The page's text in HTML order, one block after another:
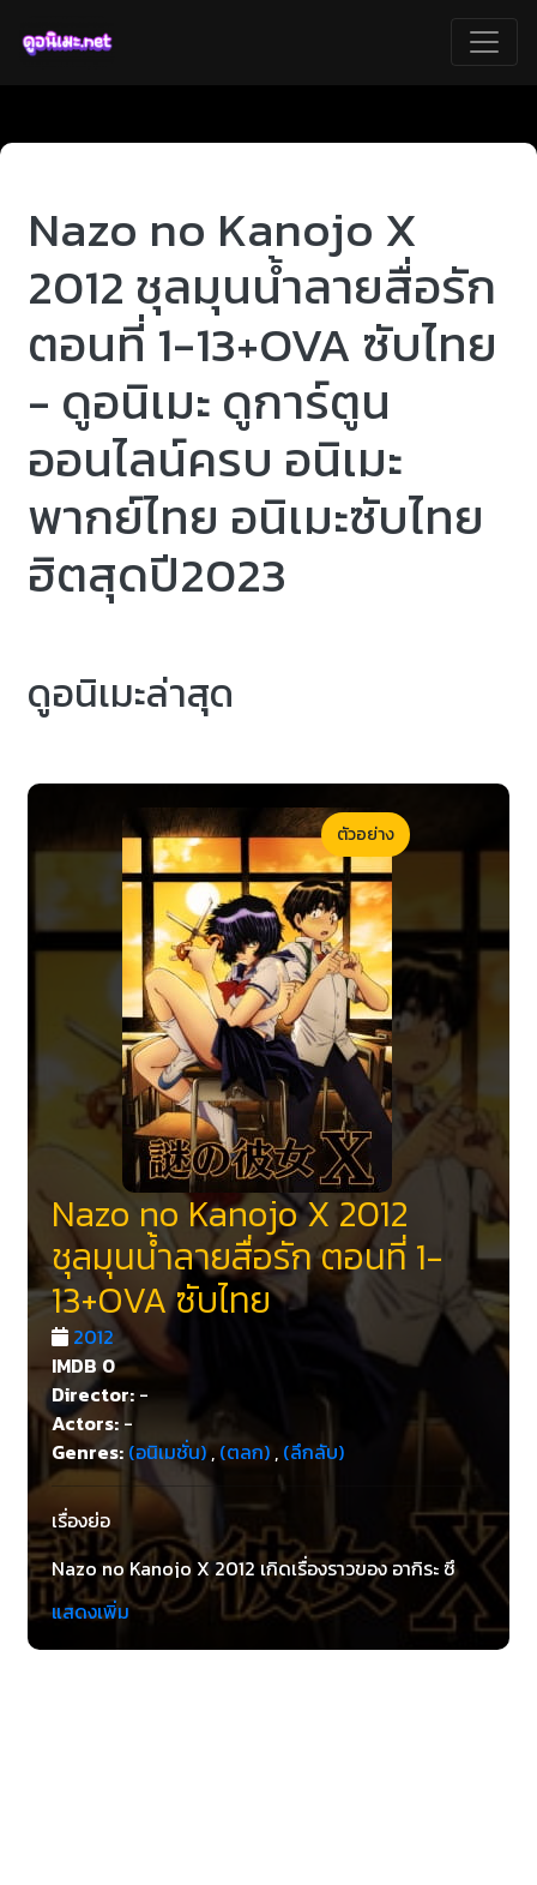
Nazo no Kanojo X
2012 ชุลมุนน้ำลายสื่อรัก
ตอนที่ 1-13+OVA ซับไทย
- ดูอนิเมะ ดูการ์ตูน
ออนไลน์ครบ อนิเมะ
พากย์ไทย อนิเมะซับไทย
ฮิตสุดปี2023
ดูอนิเมะล่าสุด
ตัวอย่าง
Nazo no Kanojo X 2012
ชุลมุนน้ำลายสื่อรัก ตอนที่ 1-
13+OVA ซับไทย
2012
IMDB 0
Director: -
Actors:-
Genres: (อนิเมชั่น),(ตลก) , (ลึกลับ)
เรื่องย่อ
Nazo no Kanojo X 2012 เกิดเรื่องราวของ อากิระ ซึ
บากิ ที่ได้มาเจอกับ มิโคโตะ อุราเบะ เด็กผู้หญิงที่พึ่งจะ
ย้ายเข้ามาใหม่ แล้วก็ในวันหนึ่ง อากิระ ก็ลืมของไว้ที่ห้อง
เลยกลับไปเอาก็จำต้องเจอกับ มิโคโตะ นอนอยุ่ที่โต๊ะดู
แสดงเพิ่ม